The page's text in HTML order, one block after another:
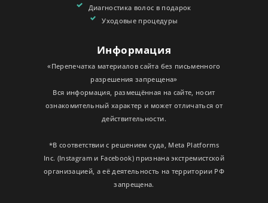
Диагностика волос в подарок
Уходовые процедуры
Информация
«Перепечатка материалов сайта без письменного
разрешения запрещена»
Вся информация, размещённая на сайте, носит
ознакомительный характер и может отличаться от
действительности.
*В соответствии с решением суда, Meta Platforms
Inc. (Instagram и Facebook) признана экстремистской
организацией, а её деятельность на территории РФ
запрещена.